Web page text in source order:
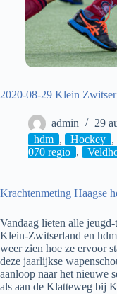
2020-08-29 Klein
admin
29
hdm , Hockey ,
070 regio ,
Krachtenmeting Haagse
Vandaag lieten alle jeugd-
Klein-Zwitserland en
weer zien hoe ze ervoor
deze jaarlijkse
aanloop naar het nieuwe
als aan de Klatteweg bij